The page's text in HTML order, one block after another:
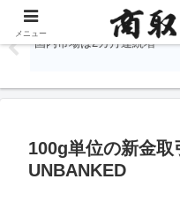
日商協、6月末外務員2.1万人
国内市場は2カ月連続増
100g単位の新金取
UNBANKED
メニュー